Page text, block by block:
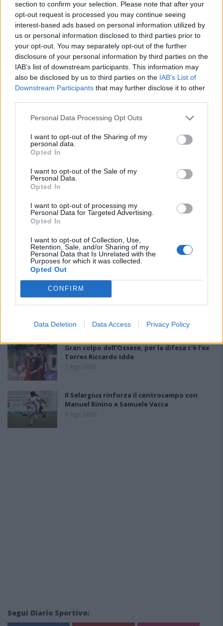
section to confirm your selection. Please note that after your
opt-out request is processed you may continue seeing
interest-based ads based on personal information utilized by
us or personal information disclosed to third parties prior to
your opt-out. You may separately opt-out of the further
disclosure of your personal information by third parties on the
IAB’s list of downstream participants. This information may
also be disclosed by us to third parties on the IAB’s List of
Downstream Participants that may further disclose it to other
Personal Data Processing Opt Outs
I want to opt-out of the Sharing of my
personal data.
Opted In
I want to opt-out of the Sale of my
Personal Data.
Opted In
I want to opt-out of processing my
Personal Data for Targeted Advertising.
Opted In
I want to opt-out of Collection, Use,
Retention, Sale, and/or Sharing of my
Personal Data that Is Unrelated with the
Purposes for which it was collected.
Opted Out
CONFIRM
Data Deletion Data Access Privacy Policy
PIÙ LETTI OGGI
L'Ilva si completa con Markic, Contucci,
Carlucci, Bevilacqua, Solinas, Souare e Galic
L'Ossese si prepara all'esordio in D: Forzati,
Cabrera, Tesio, Limongelli, Bolzicco e tanti
giovani tra i…
7 Ago 2026
Il Monastir riparte dai pilastri Masia, Pinna e
7 Ago 2026
Gran colpo dell'Ossese, per la difesa c'è l'ex
Torres Riccardo Idda
7 Ago 2026
Il Selargius rinforza il centrocampo con
Manuel Rinino e Samuele Vacca
6 Ago 2026
Segui Diario Sportivo: